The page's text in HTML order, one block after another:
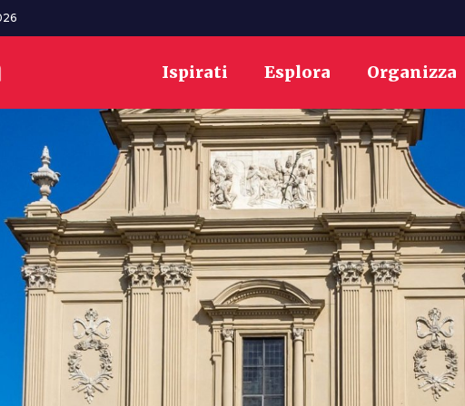
Ispirati Esplora Organizza